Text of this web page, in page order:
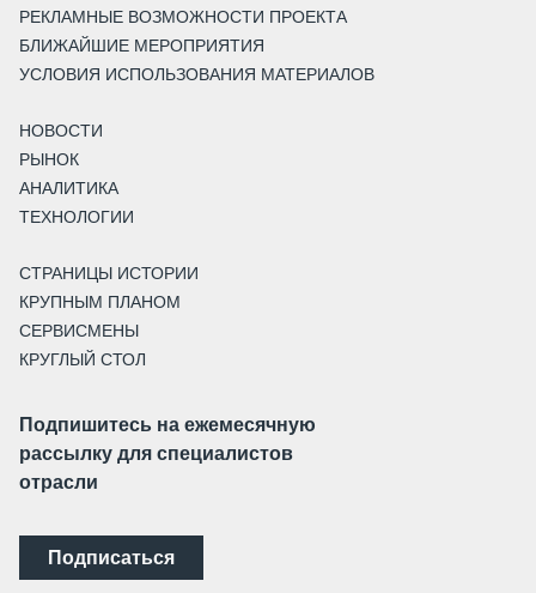
РЕКЛАМНЫЕ ВОЗМОЖНОСТИ ПРОЕКТА
БЛИЖАЙШИЕ МЕРОПРИЯТИЯ
УСЛОВИЯ ИСПОЛЬЗОВАНИЯ МАТЕРИАЛОВ
НОВОСТИ
РЫНОК
АНАЛИТИКА
ТЕХНОЛОГИИ
СТРАНИЦЫ ИСТОРИИ
КРУПНЫМ ПЛАНОМ
СЕРВИСМЕНЫ
КРУГЛЫЙ СТОЛ
Подпишитесь на ежемесячную
рассылку для специалистов
отрасли
Подписаться